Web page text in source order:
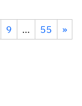
9 … 55 »